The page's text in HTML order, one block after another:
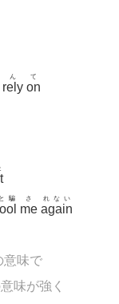
rely
ん
on
て
と騙
me
さ
again
れない
意味で
味が強く